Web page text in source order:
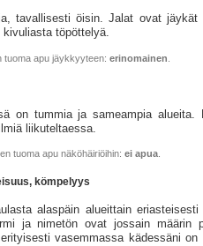
tavallisesti öisin. Jalat ovat jäykät
töpöttelyä.
tuoma apu jäykkyyteen: erinomainen
on tummia ja sameampia alueita.
liikuteltaessa.
tuoma apu näköhäiriöihin: ei apua.
kömpelyys
alaspäin alueittain eriasteisesti
ja nimetön ovat jossain määrin
vasemmassa kädessäni on